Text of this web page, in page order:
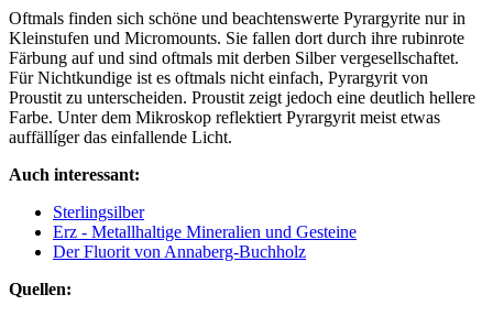
Oftmals finden sich schöne und beachtenswerte Pyrargyrite nur in
Kleinstufen und Micromounts. Sie fallen dort durch ihre rubinrote
Färbung auf und sind oftmals mit derben Silber vergesellschaftet.
Für Nichtkundige ist es oftmals nicht einfach, Pyrargyrit von
Proustit zu unterscheiden. Proustit zeigt jedoch eine deutlich hellere
Farbe. Unter dem Mikroskop reflektiert Pyrargyrit meist etwas
auffällíger das einfallende Licht.
Auch interessant:
Sterlingsilber
Erz - Metallhaltige Mineralien und Gesteine
Der Fluorit von Annaberg-Buchholz
Quellen: